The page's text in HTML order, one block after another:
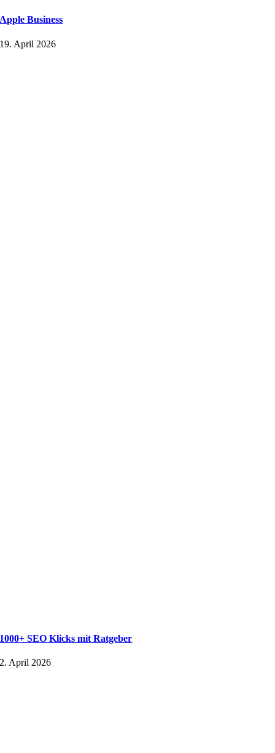
Apple Business
19. April 2026
1000+ SEO Klicks mit Ratgeber
2. April 2026